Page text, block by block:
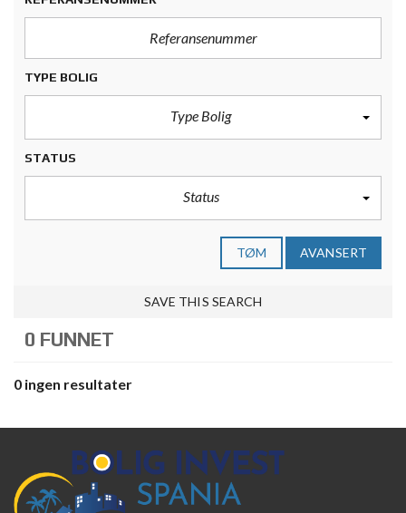
TYPE BOLIG
Type Bolig
STATUS
Status
TØM AVANSERT
SAVE THIS SEARCH
0 FUNNET
0 ingen resultater